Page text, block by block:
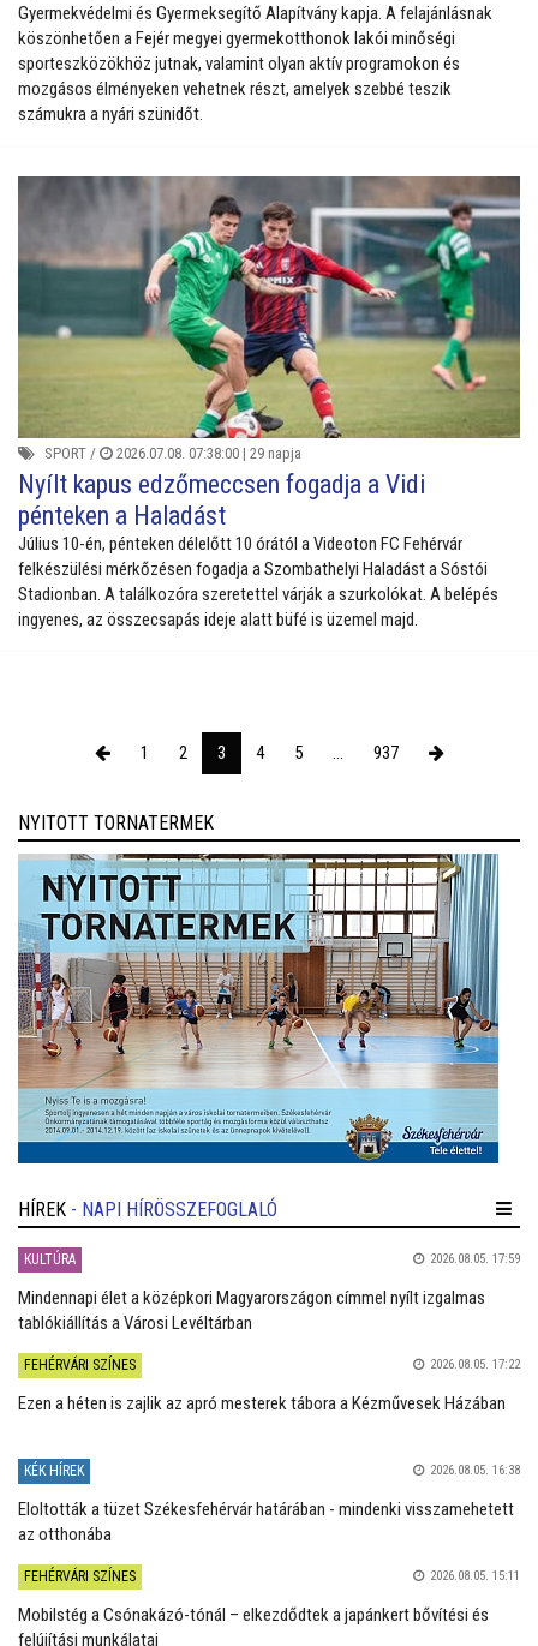
Gyermekvédelmi és Gyermeksegítő Alapítvány kapja. A felajánlásnak
köszönhetően a Fejér megyei gyermekotthonok lakói minőségi
sporteszközökhöz jutnak, valamint olyan aktív programokon és
mozgásos élményeken vehetnek részt, amelyek szebbé teszik
számukra a nyári szünidőt.
SPORT / 2026.07.08. 07:38:00 | 29 napja
Nyílt kapus edzőmeccsen fogadja a Vidi
pénteken a Haladást
Július 10-én, pénteken délelőtt 10 órától a Videoton FC Fehérvár
felkészülési mérkőzésen fogadja a Szombathelyi Haladást a Sóstói
Stadionban. A találkozóra szeretettel várják a szurkolókat. A belépés
ingyenes, az összecsapás ideje alatt büfé is üzemel majd.
1 2 3 4 5 ... 937
NYITOTT TORNATERMEK
HÍREK - NAPI HÍRÖSSZEFOGLALÓ
KULTÚRA 2026.08.05. 17:59
Mindennapi élet a középkori Magyarországon címmel nyílt izgalmas
tablókiállítás a Városi Levéltárban
FEHÉRVÁRI SZÍNES 2026.08.05. 17:22
Ezen a héten is zajlik az apró mesterek tábora a Kézművesek Házában
KÉK HÍREK 2026.08.05. 16:38
Eloltották a tüzet Székesfehérvár határában - mindenki visszamehetett
az otthonába
FEHÉRVÁRI SZÍNES 2026.08.05. 15:11
Mobilstég a Csónakázó-tónál – elkezdődtek a japánkert bővítési és
felújítási munkálatai